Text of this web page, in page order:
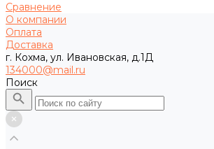
Сравнение
О компании
Оплата
Доставка
г. Кохма, ул. Ивановская, д.1Д
134000@mail.ru
Поиск